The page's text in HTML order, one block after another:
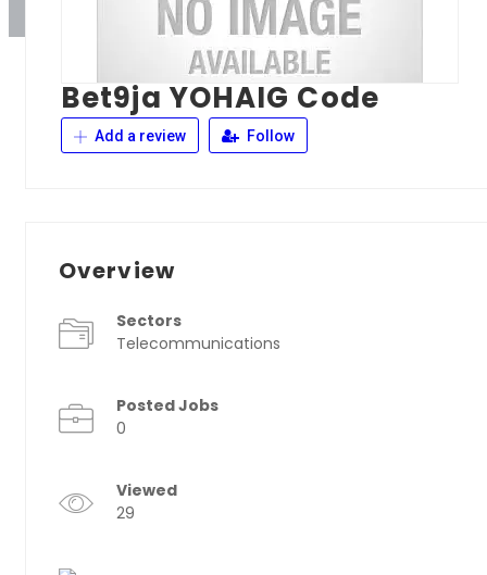
Bet9ja YOHAIG Code
Add a review Follow
Overview
Sectors
Telecommunications
Posted Jobs
0
Viewed
29